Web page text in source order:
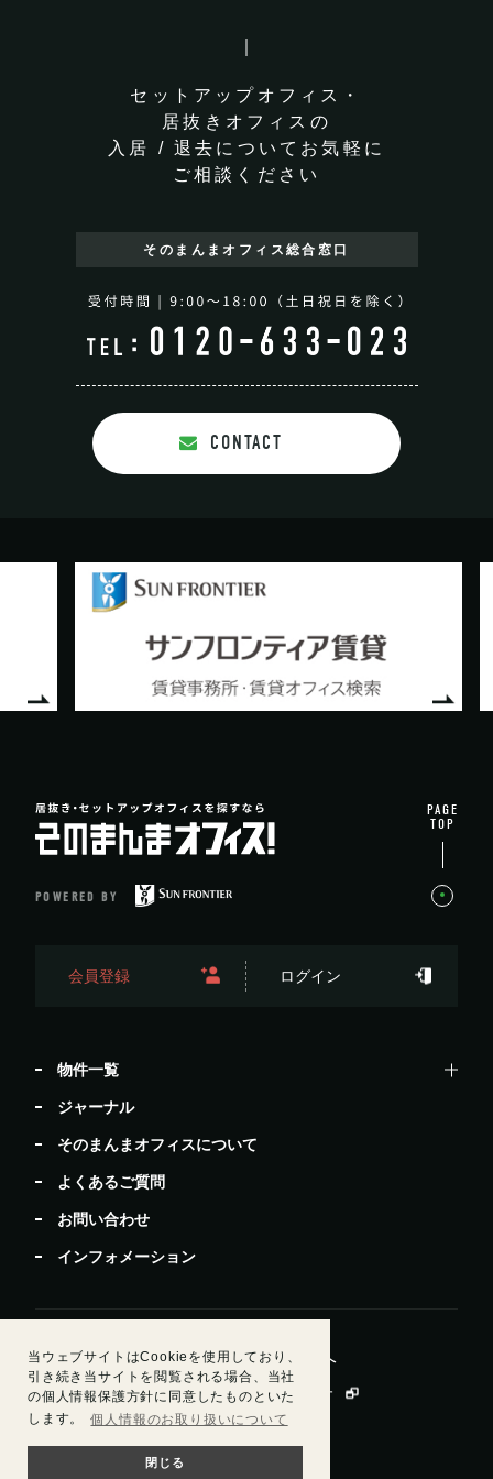
当ウェブサイトはCookieを使用しており、
引き続き当サイトを閲覧される場合、当社
の個人情報保護方針に同意したものといた
します。
個人情報のお取り扱いについて
閉じる
セットアップオフィス・
居抜きオフィスの
入居 / 退去についてお気軽に
ご相談ください
そのまんまオフィス 総合窓口
CONTACT
POWERED BY
会員登録 ログイン
物件一覧
ジャーナル
そのまんまオフィスについて
よくあるご質問
お問い合わせ
インフォメーション
居抜きで退去したい方 ビルオーナー・管理会社様へ
運営会社情報 会員規約 個人情報保護方針
© Sun Frontier Fudousan Co., Ltd.
PAGE
TOP